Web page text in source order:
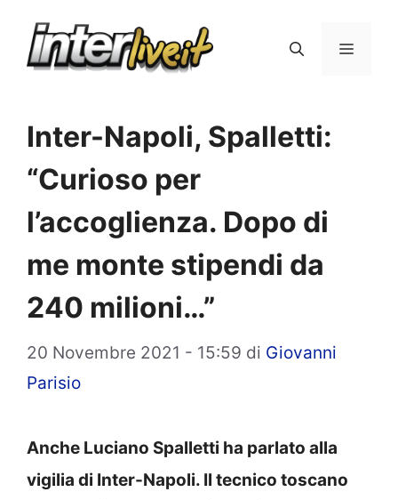
Menu
Inter-Napoli, Spalletti:
“Curioso per
l’accoglienza. Dopo di
me monte stipendi da
240 milioni…”
20 Novembre 2021 - 15:59 di Giovanni
Parisio
Anche Luciano Spalletti ha parlato alla
vigilia di Inter-Napoli. Il tecnico toscano